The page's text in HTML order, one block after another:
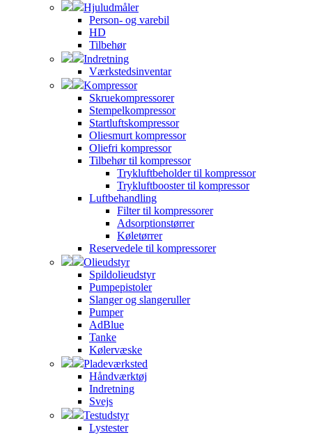
Hjuludmåler
Person- og varebil
HD
Tilbehør
Indretning
Værkstedsinventar
Kompressor
Skruekompressorer
Stempelkompressor
Startluftskompressor
Oliesmurt kompressor
Oliefri kompressor
Tilbehør til kompressor
Trykluftbeholder til kompressor
Trykluftbooster til kompressor
Luftbehandling
Filter til kompressorer
Adsorptionstørrer
Køletørrer
Reservedele til kompressorer
Olieudstyr
Spildolieudstyr
Pumpepistoler
Slanger og slangeruller
Pumper
AdBlue
Tanke
Kølervæske
Pladeværksted
Håndværktøj
Indretning
Svejs
Testudstyr
Lystester